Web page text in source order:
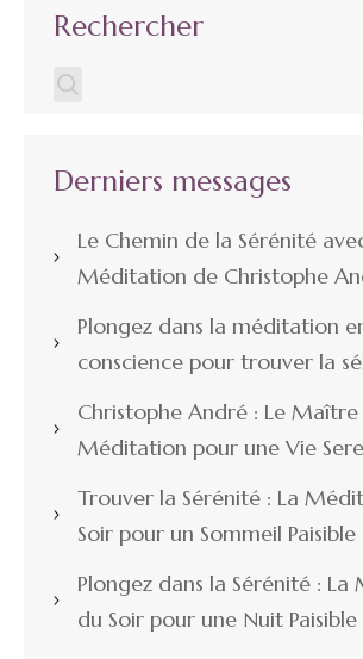
Rechercher
Derniers messages
Le Chemin de la Sérénité
Méditation de Christophe
Plongez dans la méditation
conscience pour trouver la
Christophe André : Le Maître
Méditation pour une Vie
Trouver la Sérénité : La
Soir pour un Sommeil Paisible
Plongez dans la Sérénité :
du Soir pour une Nuit Paisible